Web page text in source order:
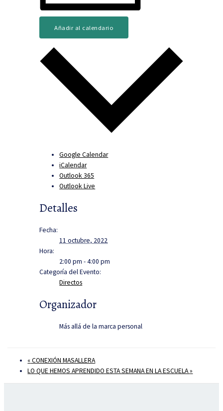
Añadir al calendario
Google Calendar
iCalendar
Outlook 365
Outlook Live
Detalles
Fecha:
11 octubre, 2022
Hora:
2:00 pm - 4:00 pm
Categoría del Evento:
Directos
Organizador
Más allá de la marca personal
«CONEXIÓN MASALLERA
LO QUE HEMOS APRENDIDO ESTA SEMANA EN LA ESCUELA»